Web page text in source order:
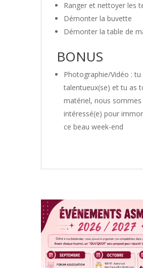
Ranger et nettoyer les
Démonter la buvette
Démonter la table de
BONUS
Photographie/Vidéo : tu
talentueux(se) et tu as
matériel, nous sommes
intéressé(e) pour
ce beau week-end